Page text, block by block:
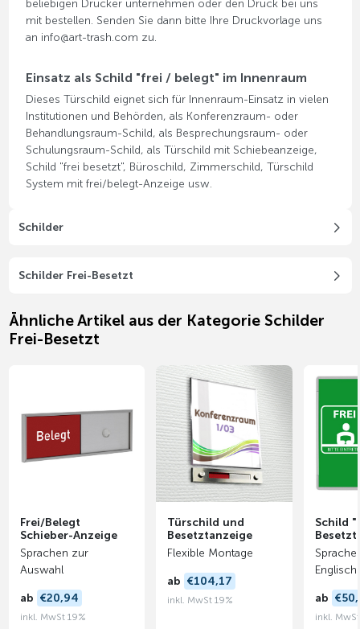
beliebigen Drucker unternehmen oder den Druck bei uns
mit bestellen. Senden Sie dann bitte Ihre Druckvorlage uns
an info@art-trash.com zu.
Einsatz als Schild "frei / belegt" im Innenraum
Dieses Türschild eignet sich für Innenraum-Einsatz in vielen
Institutionen und Behörden, als Konferenzraum- oder
Behandlungsraum-Schild, als Besprechungsraum- oder
Schulungsraum-Schild, als Türschild mit Schiebeanzeige,
Schild "frei besetzt", Büroschild, Zimmerschild, Türschild
System mit frei/belegt-Anzeige usw.
Schilder
Schilder Frei-Besetzt
Ähnliche Artikel aus der Kategorie Schilder
Frei-Besetzt
Frei/Belegt
Schieber-Anzeige
Sprachen zur
Auswahl
ab €20,94
inkl. MwSt 19%
Türschild und
Besetztanzeige
Flexible Montage
ab €104,17
inkl. MwSt 19%
Schild
Englisch
ab
inkl.